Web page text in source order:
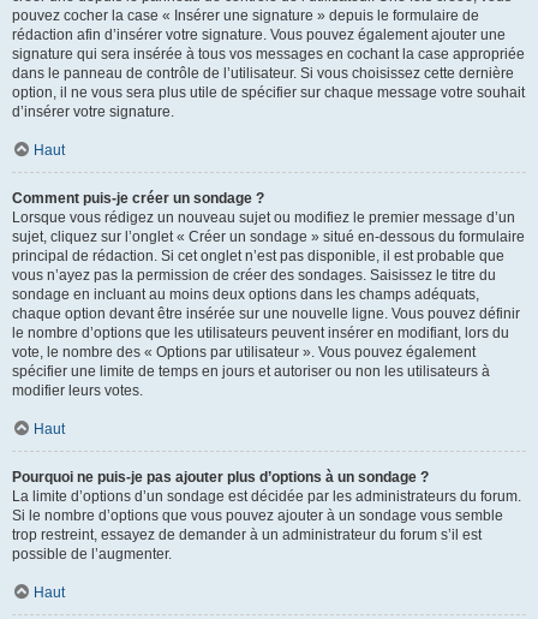
pouvez cocher la case « Insérer une signature » depuis le formulaire de
rédaction afin d’insérer votre signature. Vous pouvez également ajouter une
signature qui sera insérée à tous vos messages en cochant la case appropriée
dans le panneau de contrôle de l’utilisateur. Si vous choisissez cette dernière
option, il ne vous sera plus utile de spécifier sur chaque message votre souhait
d’insérer votre signature.
Haut
Comment puis-je créer un sondage ?
Lorsque vous rédigez un nouveau sujet ou modifiez le premier message d’un
sujet, cliquez sur l’onglet « Créer un sondage » situé en-dessous du formulaire
principal de rédaction. Si cet onglet n’est pas disponible, il est probable que
vous n’ayez pas la permission de créer des sondages. Saisissez le titre du
sondage en incluant au moins deux options dans les champs adéquats,
chaque option devant être insérée sur une nouvelle ligne. Vous pouvez définir
le nombre d’options que les utilisateurs peuvent insérer en modifiant, lors du
vote, le nombre des « Options par utilisateur ». Vous pouvez également
spécifier une limite de temps en jours et autoriser ou non les utilisateurs à
modifier leurs votes.
Haut
Pourquoi ne puis-je pas ajouter plus d’options à un sondage ?
La limite d’options d’un sondage est décidée par les administrateurs du forum.
Si le nombre d’options que vous pouvez ajouter à un sondage vous semble
trop restreint, essayez de demander à un administrateur du forum s’il est
possible de l’augmenter.
Haut